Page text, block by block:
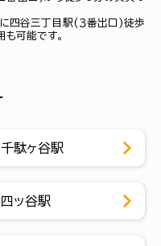
四谷三丁目駅(３番出口)徒歩
可能です。
千駄ヶ谷駅
四ッ谷駅